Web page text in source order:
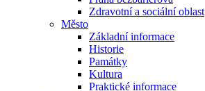
Zdravotní a sociální oblast
Město
Základní informace
Historie
Památky
Kultura
Praktické informace